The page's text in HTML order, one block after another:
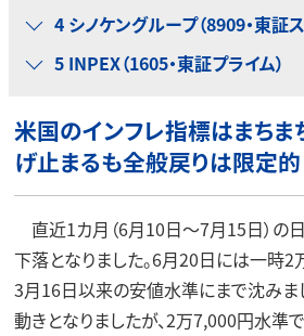
4 シノケングループ（8909・東証
5 INPEX（1605・東証プライム）
米国のインフレ指標はまちま
げ止まるも全般戻りは限定的
直近1カ月（6月10日～7月15日）の
下落となりました。6月20日には一時2
3月16日以来の安値水準にまで沈みま
動きとなりましたが、2万7,000円水準